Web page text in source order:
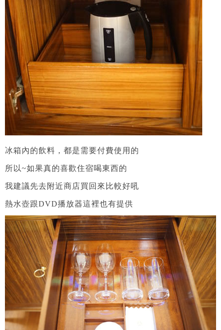
冰箱內的飲料，都是需要付費使用的
所以~如果真的喜歡住宿喝東西的
我建議先去附近商店買回來比較好吼
熱水壺跟DVD播放器這裡也有提供